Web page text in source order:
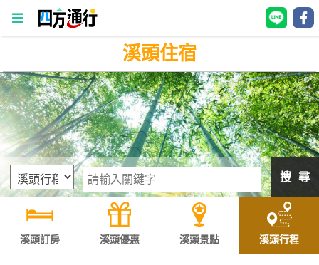
四
方
通
行
訂
房
灣
訂
房
溪頭住宿
搜 尋
溪頭訂房 溪頭優惠 溪頭景點 溪頭行程